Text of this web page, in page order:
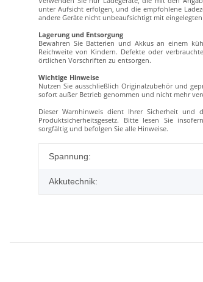
unter Aufsicht erfolgen, und die empfohlene
andere Geräte nicht unbeaufsichtigt mit
Lagerung und Entsorgung
Bewahren Sie Batterien und Akkus an einem
Reichweite von Kindern. Defekte oder
örtlichen Vorschriften zu entsorgen.
Wichtige Hinweise
Nutzen Sie ausschließlich Originalzubehör und
sofort außer Betrieb genommen und nicht mehr
Dieser Warnhinweis dient Ihrer Sicherheit und
Produktsicherheitsgesetz. Bitte lesen Sie
sorgfältig und befolgen Sie alle Hinweise.
Produkteigenschaft
Wert
Spannung:
Akkutechnik: